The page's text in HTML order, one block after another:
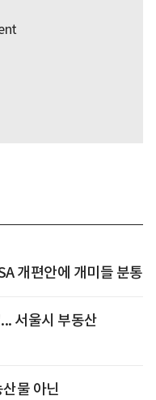
개편안에 개미들 분통
서울시 부동산
물 아닌